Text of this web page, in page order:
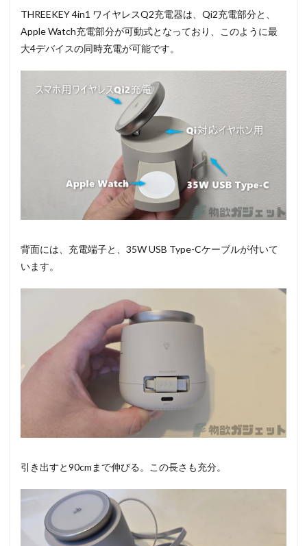
THREEKEY 4in1 ワイヤレスQ2充電器は、Qi2充電部分と、
Apple Watch充電部分が可動式となっており、このように最
大4デバイスの同時充電が可能です。
背面には、充電端子と、35W USB Type-Cケーブルが付いて
います。
引き出すと90cmまで伸びる。この長さも充分。